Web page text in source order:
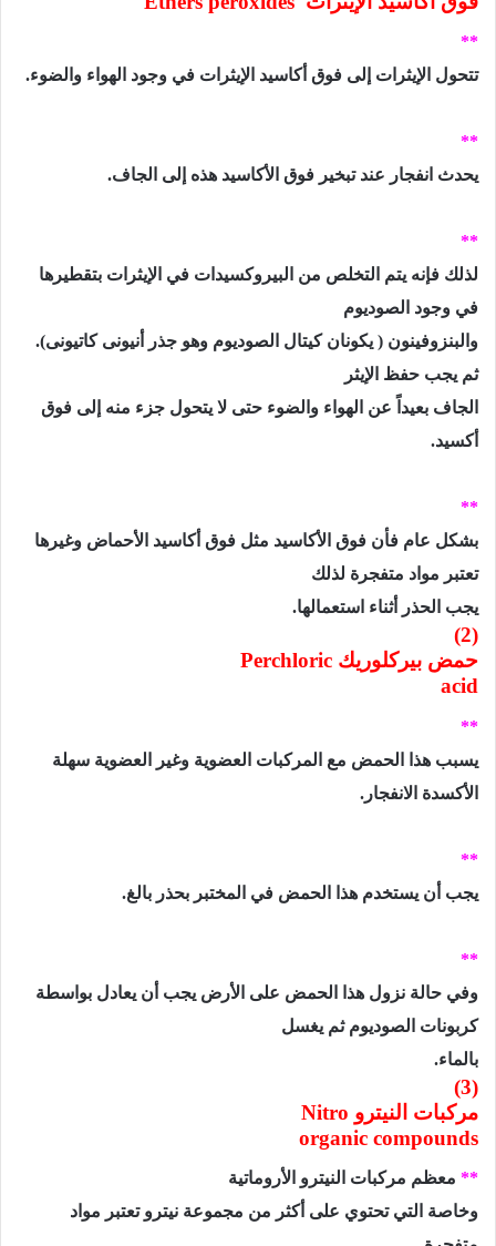
**
تتحول الإيثرات إلى فوق أكاسيد الإيثرات في وجود الهواء والضوء.
**
يحدث انفجار عند تبخير فوق الأكاسيد هذه إلى الجاف.
**
لذلك فإنه يتم التخلص من البيروكسيدات في الإيثرات بتقطيرها
في وجود الصوديوم
والبنزوفينون ( يكونان كيتال الصوديوم وهو جذر أنيونى كاتيونى).
ثم يجب حفظ الإيثر
الجاف بعيداً عن الهواء والضوء حتى لا يتحول جزء منه إلى فوق
أكسيد.
**
بشكل عام فأن فوق الأكاسيد مثل فوق أكاسيد الأحماض وغيرها
تعتبر مواد متفجرة لذلك
يجب الحذر أثناء استعمالها.
(2)
حمض بيركلوريك Perchloric
acid
**
يسبب هذا الحمض مع المركبات العضوية وغير العضوية سهلة
الأكسدة الانفجار.
**
يجب أن يستخدم هذا الحمض في المختبر بحذر بالغ.
**
وفي حالة نزول هذا الحمض على الأرض يجب أن يعادل بواسطة
كربونات الصوديوم ثم يغسل
بالماء.
(3)
مركبات النيترو Nitro
organic compounds
** معظم مركبات النيترو الأروماتية
وخاصة التي تحتوي على أكثر من مجموعة نيترو تعتبر مواد